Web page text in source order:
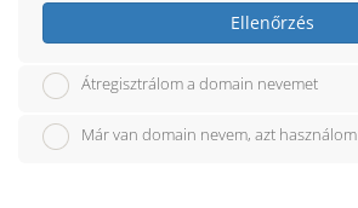
Ellenőrzés
Átregisztrálom a domain nevemet
Már van domain nevem, azt használom